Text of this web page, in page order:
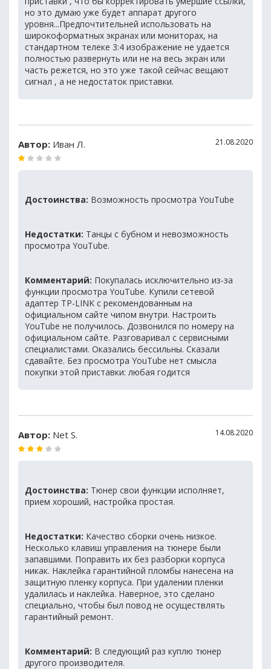
но это думаю уже будет аппарат другого
уровня...Предпочтительней использовать на
широкоформатных экранах или мониторах, на
стандартном телеке 3:4 изображение не удается
полностью развернуть или не на весь экран или
часть режется, но это уже такой сейчас вещают
сигнал , а не недостаток приставки.
Автор: Иван Л. 21.08.2020
Достоинства: Возможность просмотра YouTube
Недостатки: Танцы с бубном и невозможность
просмотра YouTube.
Комментарий: Покупалась исключительно из-за
функции просмотра YouTube. Купили сетевой
адаптер TP-LINK с рекомендованным на
официальном сайте чипом внутри. Настроить
YouTube не получилось. Дозвонился по номеру на
официальном сайте. Разговаривал с сервисными
специалистами. Оказались бессильны. Сказали
сдавайте. Без просмотра YouTube нет смысла
покупки этой приставки: любая годится
Автор: Net S. 14.08.2020
Достоинства: Тюнер свои функции исполняет,
прием хороший, настройка простая.
Недостатки: Качество сборки очень низкое.
Несколько клавиш управления на тюнере были
запавшими. Поправить их без разборки корпуса
никак. Наклейка гарантийной пломбы нанесена на
защитную пленку корпуса. При удалении пленки
удалилась и наклейка. Наверное, это сделано
специально, чтобы был повод не осуществлять
гарантийный ремонт.
Комментарий: В следующий раз куплю тюнер
другого производителя.